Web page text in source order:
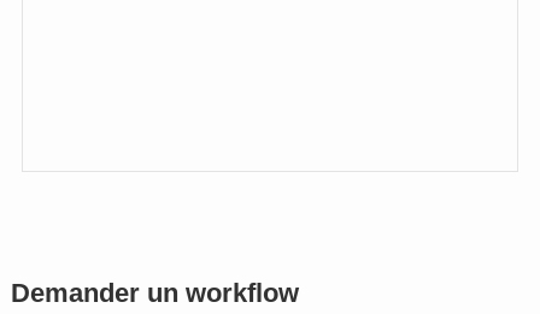
Demander un workflow